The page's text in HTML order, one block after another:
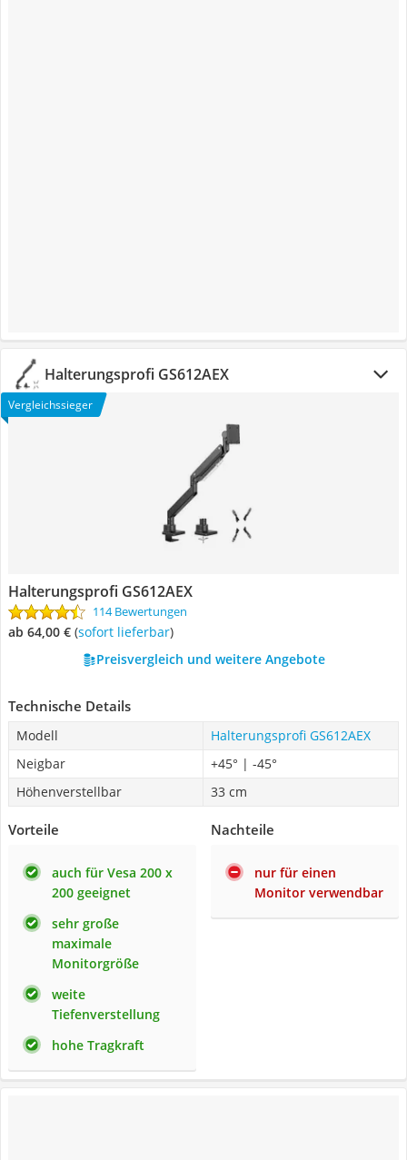
Halterungsprofi GS612AEX
Vergleichssieger
Halterungsprofi GS612AEX
114 Bewertungen
ab 64,00 € ( Sofort lieferbar)
Preisvergleich und weitere Angebote
Technische Details
Modell
Halterungsprofi GS612AEX
Neigbar
+45° | -45°
Höhenverstellbar
33 cm
Vorteile
auch für Vesa 200 x
200 geeignet
sehr große
maximale
Monitorgröße
weite
Tiefenverstellung
hohe Tragkraft
Nachteile
nur für einen
Monitor verwendbar